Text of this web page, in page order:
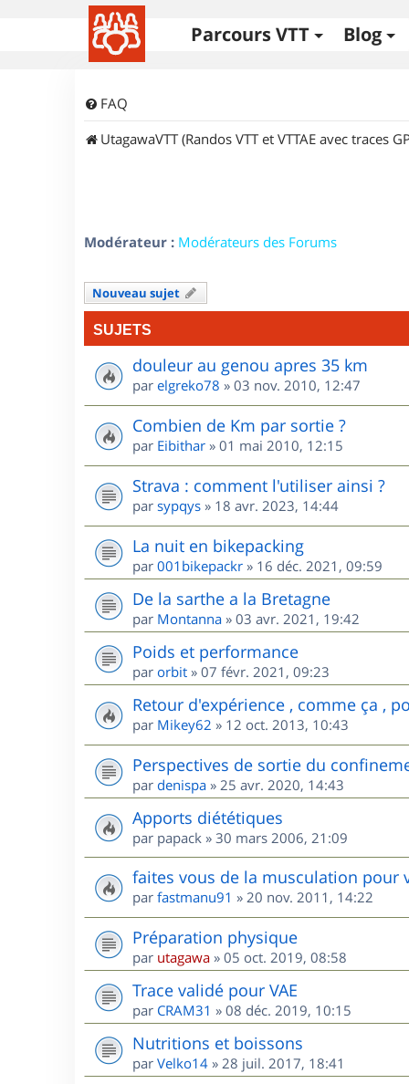
Parcours VTT Blog
FAQ
UtagawaVTT (Randos VTT et VTTAE avec traces
Modérateur : Modérateurs des Forums
Nouveau sujet
SUJETS
douleur au genou apres 35 km
par elgreko78 » 03 nov. 2010, 12:47
Combien de Km par sortie ?
par Eibithar » 01 mai 2010, 12:15
Strava : comment l'utiliser ainsi ?
par sypqys » 18 avr. 2023, 14:44
La nuit en bikepacking
par 001bikepackr » 16 déc. 2021, 09:59
De la sarthe a la Bretagne
par Montanna » 03 avr. 2021, 19:42
Poids et performance
par orbit » 07 févr. 2021, 09:23
Retour d'expérience , comme ça ,
par Mikey62 » 12 oct. 2013, 10:43
Perspectives de sortie du
par denispa » 25 avr. 2020, 14:43
Apports diététiques
par papack » 30 mars 2006, 21:09
faites vous de la musculation pour
par fastmanu91 » 20 nov. 2011, 14:22
Préparation physique
par utagawa » 05 oct. 2019, 08:58
Trace validé pour VAE
par CRAM31 » 08 déc. 2019, 10:15
Nutritions et boissons
par Velko14 » 28 juil. 2017, 18:41